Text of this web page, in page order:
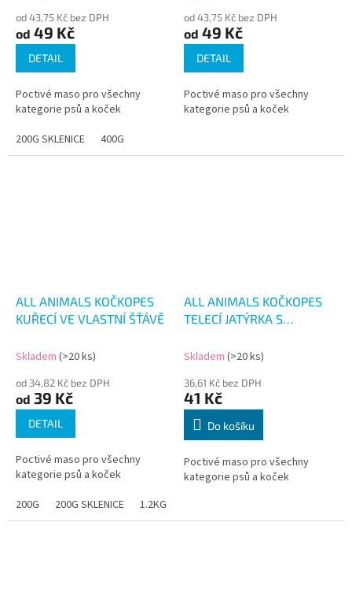
od 43,75 Kč bez DPH
od 49 Kč
DETAIL
Poctivé maso pro všechny
kategorie psů a koček
200G SKLENICE
400G
od 43,75 Kč bez DPH
od 49 Kč
DETAIL
Poctivé maso pro všechny
kategorie psů a koček
ALL ANIMALS KOČKOPES
KUŘECÍ VE VLASTNÍ ŠŤÁVĚ
Skladem (>20 ks)
od 34,82 Kč bez DPH
od 39 Kč
DETAIL
Poctivé maso pro všechny
kategorie psů a koček
200G
200G SKLENICE 1.2KG
ALL ANIMALS KOČKOPES
TELECÍ JATÝRKA S
Skladem (>20 ks)
36,61 Kč bez DPH
41 Kč
Do košíku
Poctivé maso pro všechny
kategorie psů a koček